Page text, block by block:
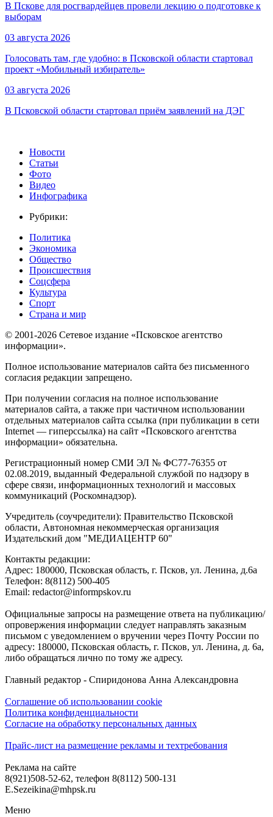
В Пскове для росгвардейцев провели лекцию о подготовке к
выборам
03 августа 2026
Голосовать там, где удобно: в Псковской области стартовал
проект «Мобильный избиратель»
03 августа 2026
В Псковской области стартовал приём заявлений на ДЭГ
Новости
Статьи
Фото
Видео
Инфографика
Рубрики:
Политика
Экономика
Общество
Происшествия
Соцсфера
Культура
Спорт
Страна и мир
© 2001-2026 Сетевое издание «Псковское агентство
информации».
Полное использование материалов сайта без письменного
согласия редакции запрещено.
При получении согласия на полное использование
материалов сайта, а также при частичном использовании
отдельных материалов сайта ссылка (при публикации в сети
Internet — гиперссылка) на сайт «Псковского агентства
информации» обязательна.
Регистрационный номер СМИ ЭЛ № ФС77-76355 от
02.08.2019, выданный Федеральной службой по надзору в
сфере связи, информационных технологий и массовых
коммуникаций (Роскомнадзор).
Учредитель (соучредители): Правительство Псковской
области, Автономная некоммерческая организация
Издательский дом "МЕДИАЦЕНТР 60"
Контакты редакции:
Адреc: 180000, Псковская область, г. Псков, ул. Ленина, д.6а
Телефон: 8(8112) 500-405
Email: redactor@informpskov.ru
Официальные запросы на размещение ответа на публикацию/
опровержения информации следует направлять заказным
письмом с уведомлением о вручении через Почту России по
адресу: 180000, Псковская область, г. Псков, ул. Ленина, д. 6а,
либо обращаться лично по тому же адресу.
Главный редактор - Спиридонова Анна Александровна
Соглашение об использовании cookie
Политика конфиденциальности
Согласие на обработку персональных данных
Прайс-лист на размещение рекламы и техтребования
Реклама на сайте
8(921)508-52-62, телефон 8(8112) 500-131
E.Sezeikina@mhpsk.ru
Меню